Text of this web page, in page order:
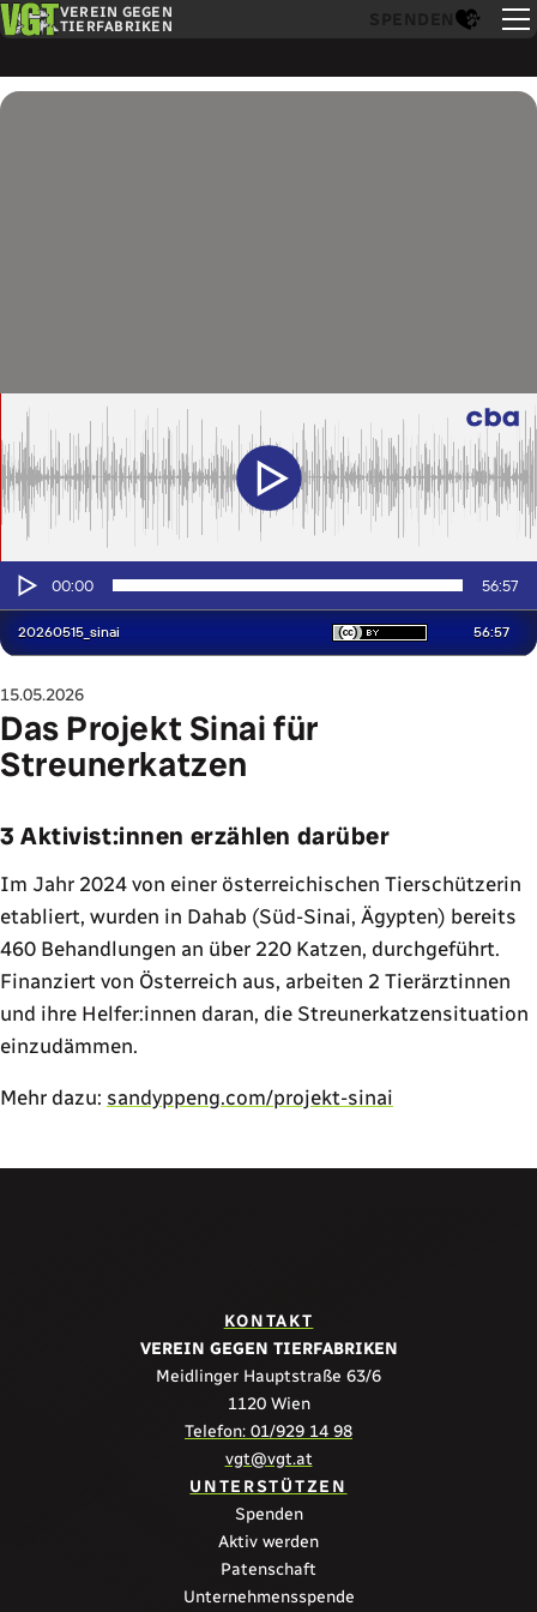
VEREIN GEGEN
TIERFABRIKEN
SPENDEN
15.05.2026
Das Projekt Sinai für
Streunerkatzen
3 Aktivist:innen erzählen darüber
Im Jahr 2024 von einer österreichischen Tierschützerin
etabliert, wurden in Dahab (Süd-Sinai, Ägypten) bereits
460 Behandlungen an über 220 Katzen, durchgeführt.
Finanziert von Österreich aus, arbeiten 2 Tierärztinnen
und ihre Helfer:innen daran, die Streunerkatzensituation
einzudämmen.
Mehr dazu: sandyppeng.com/projekt-sinai
KONTAKT
VEREIN GEGEN TIERFABRIKEN
Meidlinger Hauptstraße 63/6
1120 Wien
Telefon: 01/929 14 98
vgt@vgt.at
UNTERSTÜTZEN
Spenden
Aktiv werden
Patenschaft
Unternehmensspende